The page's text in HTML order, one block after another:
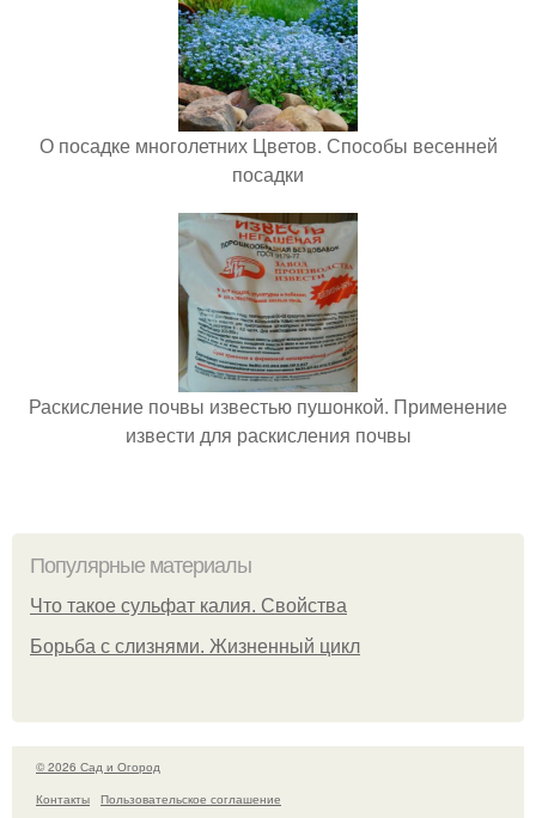
О посадке многолетних Цветов. Способы весенней
посадки
Раскисление почвы известью пушонкой. Применение
извести для раскисления почвы
Популярные материалы
Что такое сульфат калия. Свойства
Борьба с слизнями. Жизненный цикл
© 2026 Сад и Огород
Контакты
Пользовательское соглашение